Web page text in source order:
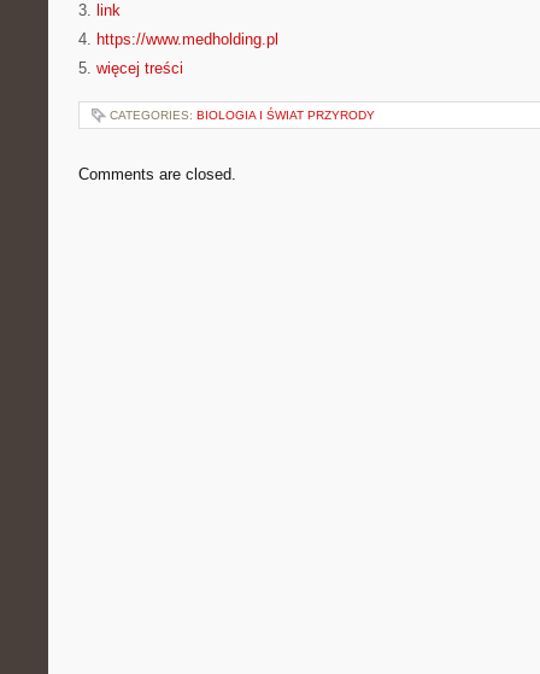
3. link
4. https://www.medholding.pl
5. więcej treści
CATEGORIES: BIOLOGIA I ŚWIAT PRZYRODY
Comments are closed.